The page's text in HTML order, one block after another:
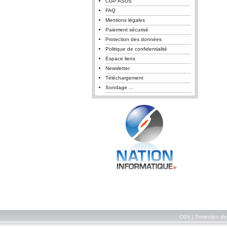
FAQ
Mentions légales
Paiement sécurisé
Protection des données
Politique de confidentialité
Espace liens
Newsletter
Téléchargement
Sondage ...
CGV Protection